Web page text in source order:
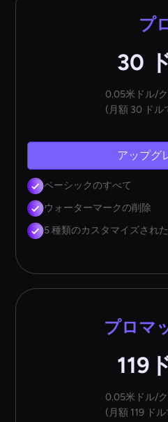
プ
30
0.05米ドル/
(月額 30 ドル
アップグ
ベーシックのすべて
ウォーターマークの削除
5 種類のカスタマイズされ
プロマ
119
0.05米ドル/
(月額 119 ド